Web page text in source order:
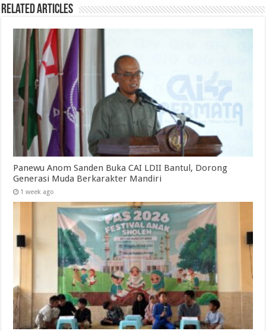
Related Articles
Panewu Anom Sanden Buka CAI LDII Bantul, Dorong
Generasi Muda Berkarakter Mandiri
1 week ago